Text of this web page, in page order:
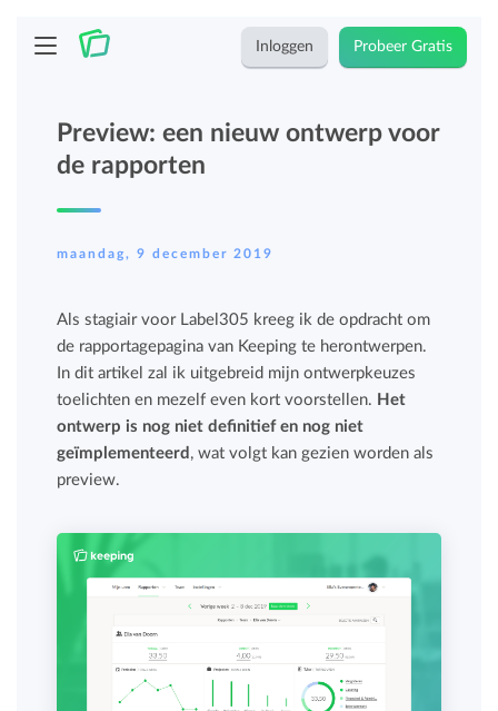
Inloggen Probeer Gratis
Preview: een nieuw ontwerp voor
de rapporten
maandag, 9 december 2019
Als stagiair voor Label305 kreeg ik de opdracht om
de rapportagepagina van Keeping te herontwerpen.
In dit artikel zal ik uitgebreid mijn ontwerpkeuzes
toelichten en mezelf even kort voorstellen. Het
ontwerp is nog niet definitief en nog niet
geïmplementeerd , wat volgt kan gezien worden als
preview.